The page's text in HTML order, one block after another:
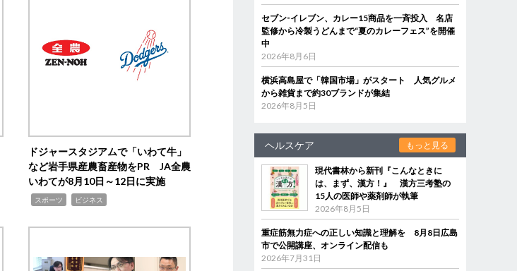
ドジャースタジアムで「いわて牛」
など岩手県産農畜産物をPR JA全農
いわてが8月10日～12日に実施
スポーツ ビジネス
セブン‐イレブン、カレー15商品を一斉投入 名店
監修から冷製うどんまで“夏のカレーフェス”を開催
中
2026年8月6日
横浜高島屋で「韓国市場」がスタート 人気グルメ
から雑貨まで約30ブランドが集結
2026年8月5日
ヘルスケア もっと見る
現代書林から新刊『こんなときに
は、まず、漢方！』 漢方三考塾の
15人の医師や薬剤師が執筆
2026年8月5日
重症筋無力症への正しい知識と理解を 8月8日広島
市で公開講座、オンライン配信も
2026年7月31日